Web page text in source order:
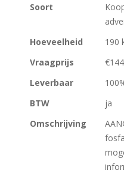
Soort
Hoeveelheid
190
Vraagprijs
Leverbaar
BTW
ja
Omschrijving